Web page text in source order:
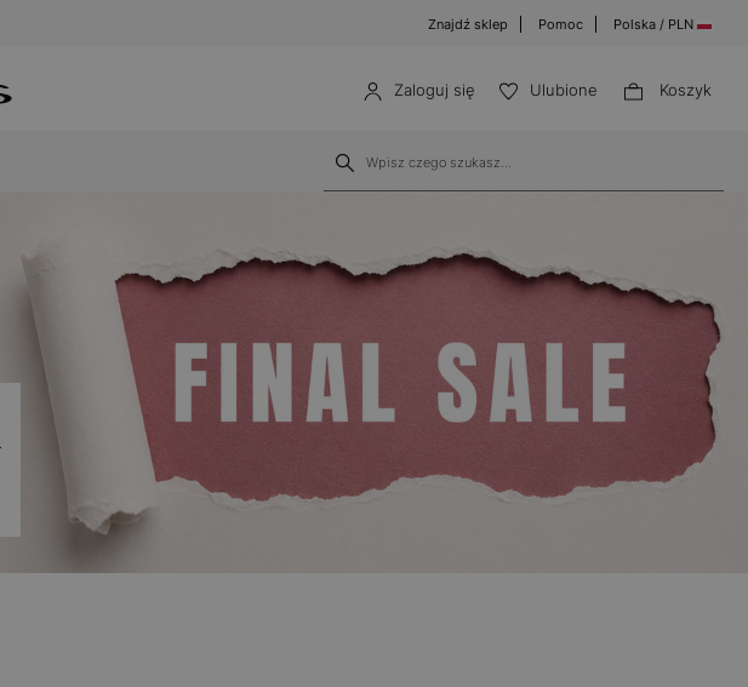
Znajdź sklep Pomoc Polska / PLN
Zaloguj się Ulubione Koszyk